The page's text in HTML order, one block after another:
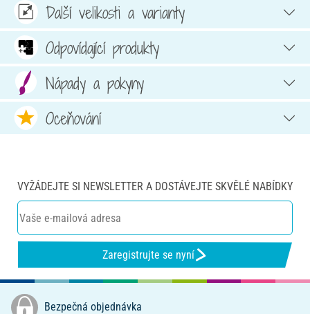
Další velikosti a varianty
Odpovídající produkty
Nápady a pokyny
Oceňování
VYŽÁDEJTE SI NEWSLETTER A DOSTÁVEJTE SKVĚLÉ NABÍDKY
Zaregistrujte se nyní
Bezpečná objednávka